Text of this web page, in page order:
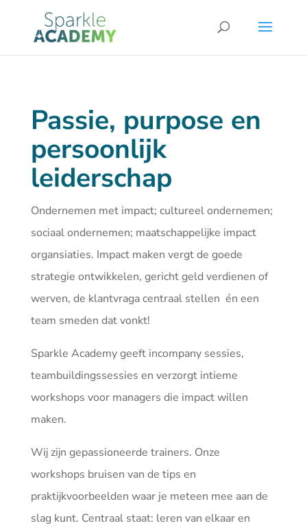
Passie, purpose en
persoonlijk
leiderschap
Ondernemen met impact; cultureel ondernemen;
sociaal ondernemen; maatschappelijke impact
organsiaties. Impact maken vergt de goede
strategie ontwikkelen, gericht geld verdienen of
werven, de klantvraga centraal stellen én een
team smeden dat vonkt!
Sparkle Academy geeft incompany sessies,
teambuildingssessies en verzorgt intieme
workshops voor managers die impact willen
maken.
Wij zijn gepassioneerde trainers. Onze
workshops bruisen van de tips en
praktijkvoorbeelden waar je meteen mee aan de
slag kunt. Centraal staat: leren van elkaar en